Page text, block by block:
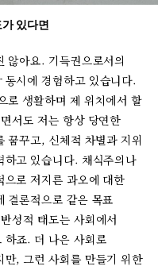
가 있다면
않아요. 기득권으로서의
동시에 경험하고 있습니다.
로 생활하며 제 위치에서 할
서도 저는 항상 당연한
꿈꾸고, 신체적 차별과 지위
하고 있습니다. 채식주의나
으로 저지른 과오에 대한
결론적으로 같은 목표
반성적 태도는 사회에서
하죠. 더 나은 사회로
만, 그런 사회를 만들기 위한